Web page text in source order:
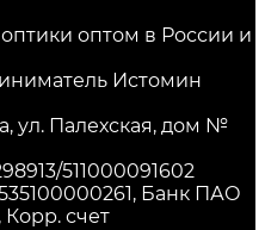
оптом в России и
Истомин
ул. Палехская, дом №
511000091602
Банк ПАО
Корр. счет